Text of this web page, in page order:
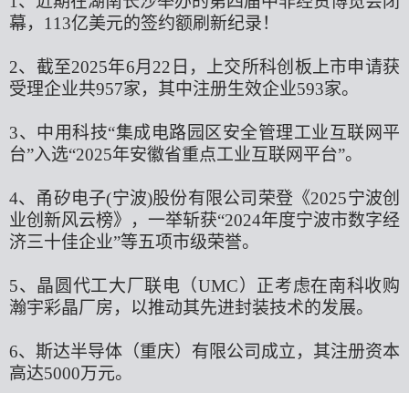
幕，113亿美元的签约额刷新纪录！
2、截至2025年6月22日，上交所科创板上市申请获
受理企业共957家，其中注册生效企业593家。
3、中用科技“集成电路园区安全管理工业互联网平
台”入选“2025年安徽省重点工业互联网平台”。
4、甬矽电子(宁波)股份有限公司荣登《2025宁波创
业创新风云榜》，一举斩获“2024年度宁波市数字经
济三十佳企业”等五项市级荣誉。
5、晶圆代工大厂联电（UMC）正考虑在南科收购
瀚宇彩晶厂房，以推动其先进封装技术的发展。
6、斯达半导体（重庆）有限公司成立，其注册资本
高达5000万元。